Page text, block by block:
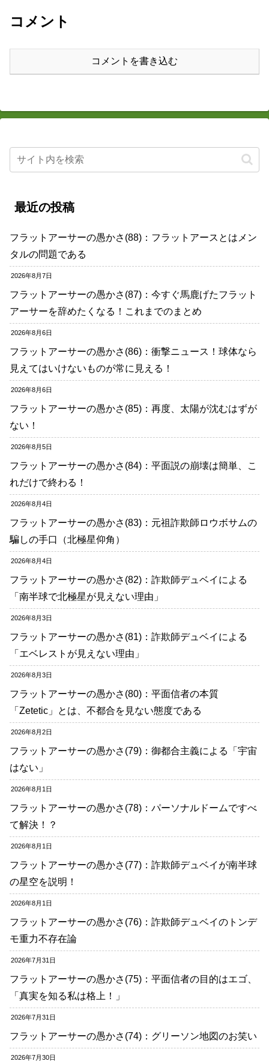
コメント
コメントを書き込む
最近の投稿
フラットアーサーの愚かさ(88)：フラットアースとはメン
タルの問題である
2026年8月7日
フラットアーサーの愚かさ(87)：今すぐ馬鹿げたフラット
アーサーを辞めたくなる！これまでのまとめ
2026年8月6日
フラットアーサーの愚かさ(86)：衝撃ニュース！球体なら
見えてはいけないものが常に見える！
2026年8月6日
フラットアーサーの愚かさ(85)：再度、太陽が沈むはずが
ない！
2026年8月5日
フラットアーサーの愚かさ(84)：平面説の崩壊は簡単、こ
れだけで終わる！
2026年8月4日
フラットアーサーの愚かさ(83)：元祖詐欺師ロウボサムの
騙しの手口（北極星仰角）
2026年8月4日
フラットアーサーの愚かさ(82)：詐欺師デュベイによる
「南半球で北極星が見えない理由」
2026年8月3日
フラットアーサーの愚かさ(81)：詐欺師デュベイによる
「エベレストが見えない理由」
2026年8月3日
フラットアーサーの愚かさ(80)：平面信者の本質
「Zetetic」とは、不都合を見ない態度である
2026年8月2日
フラットアーサーの愚かさ(79)：御都合主義による「宇宙
はない」
2026年8月1日
フラットアーサーの愚かさ(78)：パーソナルドームですべ
て解決！？
2026年8月1日
フラットアーサーの愚かさ(77)：詐欺師デュベイが南半球
の星空を説明！
2026年8月1日
フラットアーサーの愚かさ(76)：詐欺師デュベイのトンデ
モ重力不存在論
2026年7月31日
フラットアーサーの愚かさ(75)：平面信者の目的はエゴ、
「真実を知る私は格上！」
2026年7月31日
フラットアーサーの愚かさ(74)：グリーソン地図のお笑い
2026年7月30日